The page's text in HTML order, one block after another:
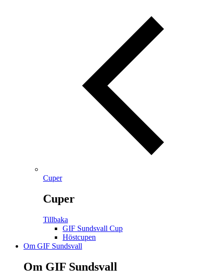
Cuper
Cuper
Tillbaka
GIF Sundsvall Cup
Höstcupen
Om GIF Sundsvall
Om GIF Sundsvall